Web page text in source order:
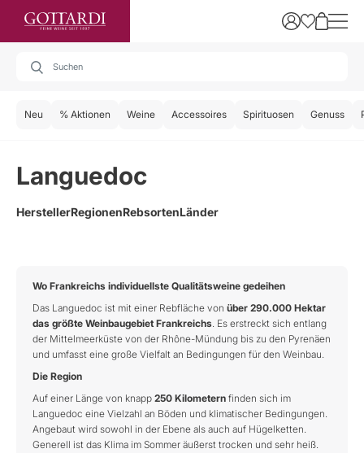
Neu % Aktionen Weine Accessoires Spirituosen Genuss
Languedoc
HerstellerRegionenRebsortenLänder
Wo Frankreichs individuellste Qualitätsweine gedeihen
Das Languedoc ist mit einer Rebfläche von über 290.000 Hektar
das größte Weinbaugebiet Frankreichs. Es erstreckt sich entlang
der Mittelmeerküste von der Rhône-Mündung bis zu den Pyrenäen
und umfasst eine große Vielfalt an Bedingungen für den Weinbau.
Die Region
Auf einer Länge von knapp 250 Kilometern finden sich im
Languedoc eine Vielzahl an Böden und klimatischer Bedingungen.
Angebaut wird sowohl in der Ebene als auch auf Hügelketten.
Generell ist das Klima im Sommer äußerst trocken und sehr heiß.